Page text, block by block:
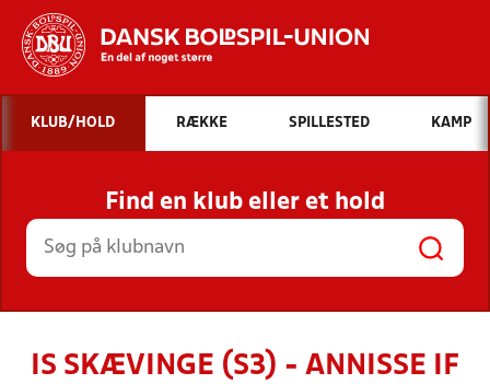
Hvad vil du søge efter?
INDHOLD OG NYHEDER
STILLINGER, RESULTATER, KLUBBER OG
HOLD
KLUB/HOLD RÆKKE SPILLESTED KAMP
Find en klub eller et hold
IS SKÆVINGE (S3) - ANNISSE IF